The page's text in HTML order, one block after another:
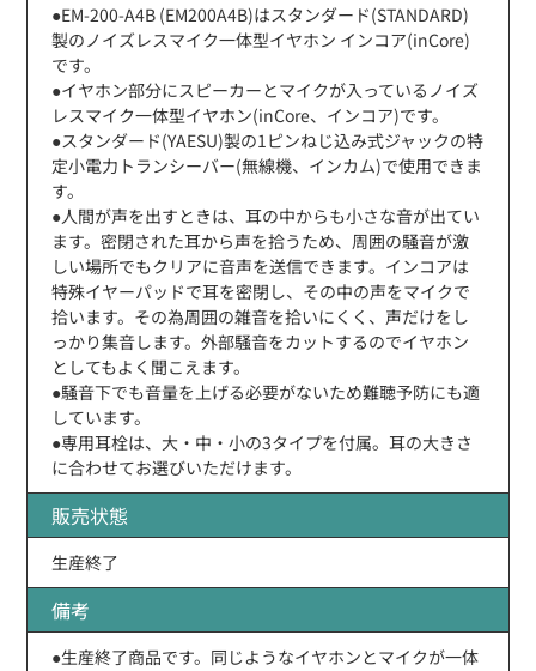
●EM-200-A4B (EM200A4B)はスタンダード(STANDARD)
製のノイズレスマイク一体型イヤホン インコア(inCore)
です。
●イヤホン部分にスピーカーとマイクが入っているノイズ
レスマイク一体型イヤホン(inCore、インコア)です。
●スタンダード(YAESU)製の1ピンねじ込み式ジャックの特
定小電力トランシーバー(無線機、インカム)で使用できま
す。
●人間が声を出すときは、耳の中からも小さな音が出てい
ます。密閉された耳から声を拾うため、周囲の騒音が激
しい場所でもクリアに音声を送信できます。インコアは
特殊イヤーパッドで耳を密閉し、その中の声をマイクで
拾います。その為周囲の雑音を拾いにくく、声だけをし
っかり集音します。外部騒音をカットするのでイヤホン
としてもよく聞こえます。
●騒音下でも音量を上げる必要がないため難聴予防にも適
しています。
●専用耳栓は、大・中・小の3タイプを付属。耳の大きさ
に合わせてお選びいただけます。
販売状態
生産終了
備考
●生産終了商品です。同じようなイヤホンとマイクが一体